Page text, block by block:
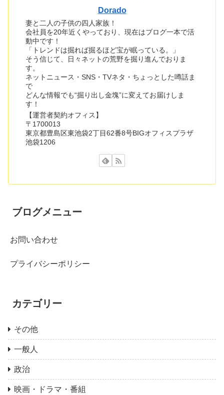
Dorado
妻と二人の子供の四人家族！
会社員を20年近くやっており、現在はブログ一本で活
動中です！
「トレンドは掘れば掘るほど宝が眠っている。」
そう信じて、日々ネットの荒野を掘り進んでおりま
す。
ネットニュース・SNS・TVネタ・ちょっとした噂話ま
で
どんな情報でも“掘り出し金塊”に変えてお届けしま
す！
【運営者契約オフィス】
〒1700013
東京都豊島区東池袋2丁目62番8号BIGオフィスプラザ
池袋1206
ブログメニュー
お問い合わせ
プライバシーポリシー
カテゴリー
その他
一般人
政治
映画・ドラマ・番組